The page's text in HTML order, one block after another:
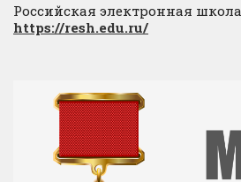
Российская электронная школа
https://resh.edu.ru/